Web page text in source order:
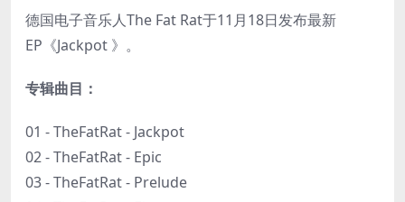
德国电子音乐人The Fat Rat于11月18日发布最新
EP《Jackpot 》。
专辑曲目：
01 - TheFatRat - Jackpot
02 - TheFatRat - Epic
03 - TheFatRat - Prelude